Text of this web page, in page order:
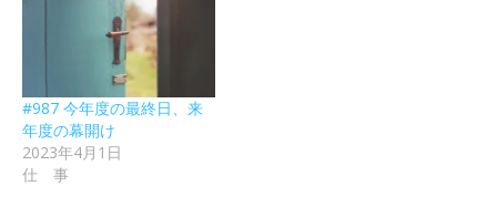
#987 今年度の最終日、来
年度の幕開け
2023年4月1日
仕 事